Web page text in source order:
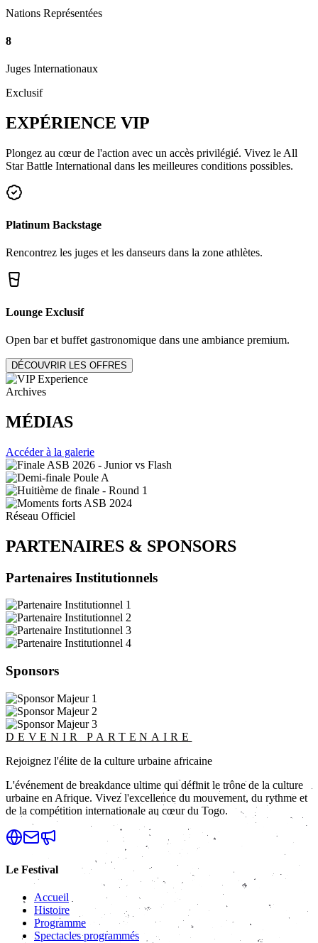
Nations Représentées
8
Juges Internationaux
Exclusif
EXPÉRIENCE VIP
Plongez au cœur de l'action avec un accès privilégié. Vivez le All
Star Battle International dans les meilleures conditions possibles.
Platinum Backstage
Rencontrez les juges et les danseurs dans la zone athlètes.
Lounge Exclusif
Open bar et buffet gastronomique dans une ambiance premium.
DÉCOUVRIR LES OFFRES
Archives
MÉDIAS
Accéder à la galerie
Réseau Officiel
PARTENAIRES & SPONSORS
Partenaires Institutionnels
Sponsors
DEVENIR PARTENAIRE
Rejoignez l'élite de la culture urbaine africaine
L'événement de breakdance ultime qui définit le trône de la culture
urbaine en Afrique. Vivez l'excellence du mouvement, du rythme et
de la compétition internationale au cœur du Togo.
Le Festival
Accueil
Histoire
Programme
Spectacles programmés